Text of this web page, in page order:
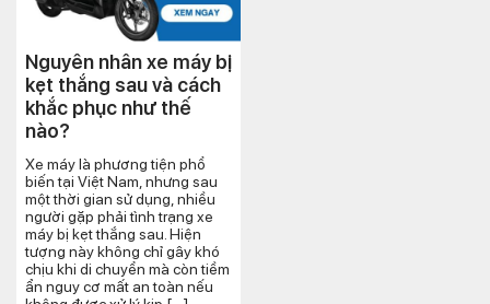
Nguyên nhân xe máy bị
kẹt thắng sau và cách
khắc phục như thế
nào?
Xe máy là phương tiện phổ
biến tại Việt Nam, nhưng sau
một thời gian sử dụng, nhiều
người gặp phải tình trạng xe
máy bị kẹt thắng sau. Hiện
tượng này không chỉ gây khó
chịu khi di chuyển mà còn tiềm
ẩn nguy cơ mất an toàn nếu